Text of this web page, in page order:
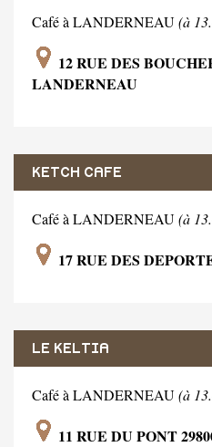
Café à LANDERNEAU(à
12 RUE DES
LANDERNEAU
KETCH CAFE
Café à LANDERNEAU(à
17 RUE DES
LE KELTIA
Café à LANDERNEAU(à
11 RUE DU PONT